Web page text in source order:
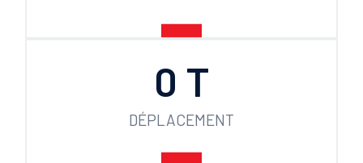
DÉPLACEMENT
0 T